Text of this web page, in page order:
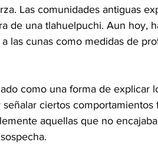
Las comunidades antiguas
de una tlahuelpuchi. Aun hoy,
las cunas como medidas de
como una forma de explicar
ciertos comportamientos
aquellas que no